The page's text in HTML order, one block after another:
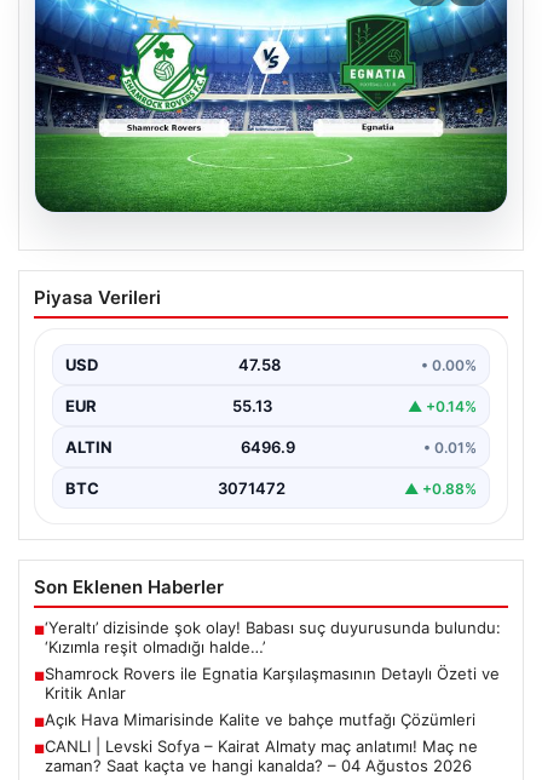
05.08.2026
Shamrock Rovers ile Egnatia
Karşılaşmasının Detaylı Özeti ve Kritik
İrlanda temsilcisi Shamrock Rovers, Avrupa kupaları
bir…
Piyasa Verileri
USD 47.58 • 0.00%
EUR 55.13 ▲ +0.14%
ALTIN 6496.9 • 0.01%
BTC 3071472 ▲ +0.88%
Son Eklenen Haberler
■‘Yeraltı’ dizisinde şok olay! Babası suç duyurusunda bulundu:
‘Kızımla reşit olmadığı halde…’
■Shamrock Rovers ile Egnatia Karşılaşmasının Detaylı Özeti ve
Kritik Anlar
■Açık Hava Mimarisinde Kalite ve bahçe mutfağı Çözümleri
■CANLI | Levski Sofya – Kairat Almaty maç anlatımı! Maç ne
zaman? Saat kaçta ve hangi kanalda? – 04 Ağustos 2026